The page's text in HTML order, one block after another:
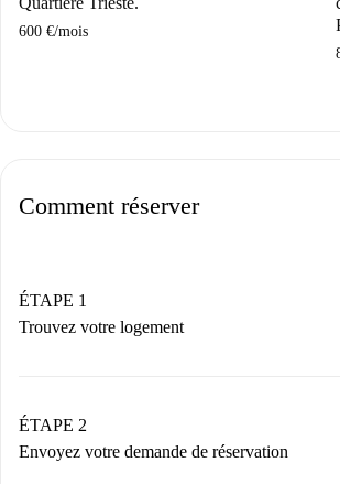
600 €/mois
Comment réserver
ÉTAPE 1
Trouvez votre logement
Vous disposez à l’avance de toutes les
nécessaires.
ÉTAPE 2
Envoyez votre demande de réservation